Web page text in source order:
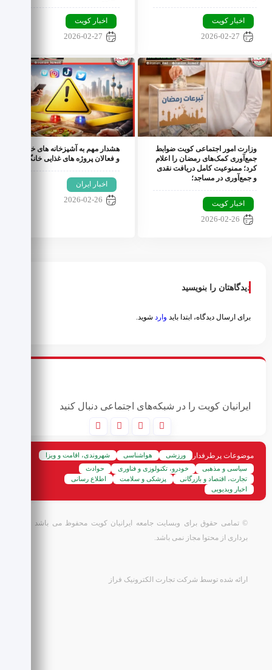
اخبار کویت
2026-02-27
اخبار کویت
2026-02-27
وزارت امور اجتماعی کویت ضوابط
جمع‌آوری کمک‌های رمضان را اعلام
کرد؛ ممنوعیت کامل دریافت نقدی
و جمع‌آوری در مساجد؛
اخبار کویت
2026-02-26
هشدار مهم به آشپزخانه های خانگی
و فعالان پروژه های غذایی خانگی؛
اخبار ایران
2026-02-26
دیدگاهتان را بنویسید
برای ارسال دیدگاه، ابتدا باید وارد شوید.
ایرانیان کویت را در شبکه‌های اجتماعی دنبال کنید
موضوعات پرطرفدار ورزشی هواشناسی
شهروندی، اقامت و ویزا
سیاسی و مذهبی
خودرو، تکنولوزی و فناوری
حوادث
تجارت، اقتصاد و بازرگانی
پزشکی و سلامت
اطلاع رسانی
اخبار ویدیویی
© تمامی حقوق برای وبسایت جامعه ایرانیان کویت محفوظ می باشد و کپی
برداری از محتوا مجاز نمی باشد.
ارائه شده توسط شرکت تجارت الکترونیک فراز